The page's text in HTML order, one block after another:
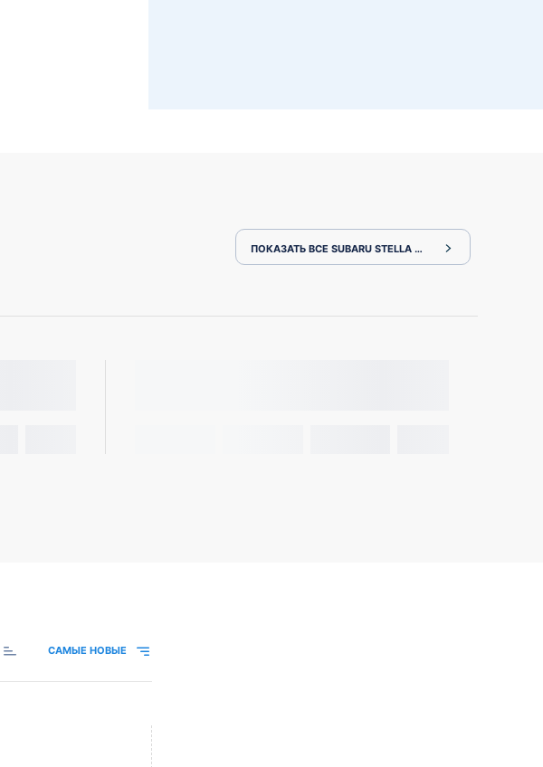
ПОКАЗАТЬ ВСЕ SUBARU STELLA RN1
САМЫЕ НОВЫЕ